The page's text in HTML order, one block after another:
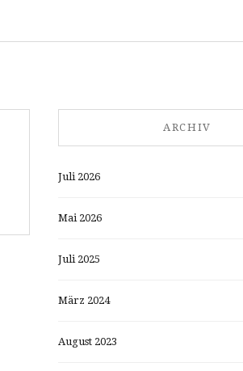
ARCHIV
Juli 2026
Mai 2026
Juli 2025
März 2024
August 2023